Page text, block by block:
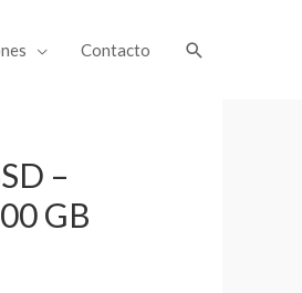
Contacto
–
GB